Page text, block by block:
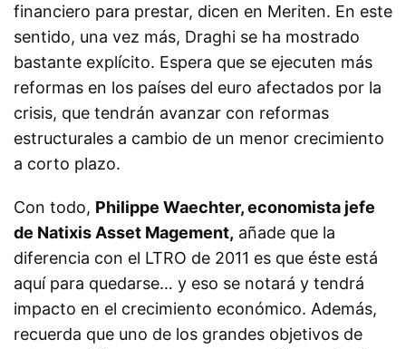
financiero para prestar, dicen en Meriten. En este
sentido, una vez más, Draghi se ha mostrado
bastante explícito. Espera que se ejecuten más
reformas en los países del euro afectados por la
crisis, que tendrán avanzar con reformas
estructurales a cambio de un menor crecimiento
a corto plazo.
Con todo, Philippe Waechter, economista jefe
de Natixis Asset Magement, añade que la
diferencia con el LTRO de 2011 es que éste está
aquí para quedarse… y eso se notará y tendrá
impacto en el crecimiento económico. Además,
recuerda que uno de los grandes objetivos de